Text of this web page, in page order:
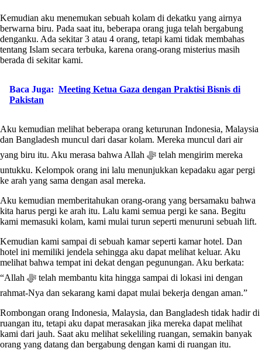
Kemudian aku menemukan sebuah kolam di dekatku yang airnya
berwarna biru. Pada saat itu, beberapa orang juga telah bergabung
denganku. Ada sekitar 3 atau 4 orang, tetapi kami tidak membahas
tentang Islam secara terbuka, karena orang-orang misterius masih
berada di sekitar kami.
Baca Juga: Meeting Ketua Gaza dengan Praktisi Bisnis di
Pakistan
Aku kemudian melihat beberapa orang keturunan Indonesia, Malaysia
dan Bangladesh muncul dari dasar kolam. Mereka muncul dari air
yang biru itu. Aku merasa bahwa Allah ﷻ telah mengirim mereka
untukku. Kelompok orang ini lalu menunjukkan kepadaku agar pergi
ke arah yang sama dengan asal mereka.
Aku kemudian memberitahukan orang-orang yang bersamaku bahwa
kita harus pergi ke arah itu. Lalu kami semua pergi ke sana. Begitu
kami memasuki kolam, kami mulai turun seperti menuruni sebuah lift.
Kemudian kami sampai di sebuah kamar seperti kamar hotel. Dan
hotel ini memiliki jendela sehingga aku dapat melihat keluar. Aku
melihat bahwa tempat ini dekat dengan pegunungan. Aku berkata:
“Allah ﷻ telah membantu kita hingga sampai di lokasi ini dengan
rahmat-Nya dan sekarang kami dapat mulai bekerja dengan aman.”
Rombongan orang Indonesia, Malaysia, dan Bangladesh tidak hadir di
ruangan itu, tetapi aku dapat merasakan jika mereka dapat melihat
kami dari jauh. Saat aku melihat sekeliling ruangan, semakin banyak
orang yang datang dan bergabung dengan kami di ruangan itu.